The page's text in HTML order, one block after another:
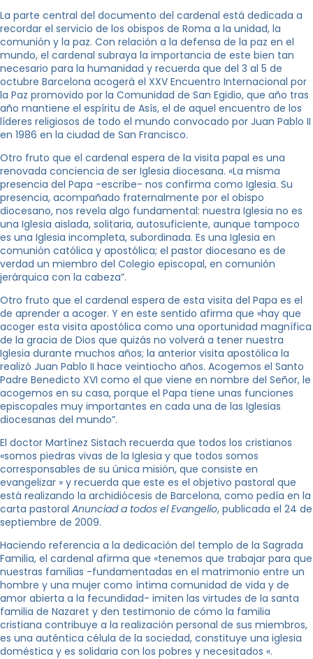
La parte central del documento del cardenal está dedicada a
recordar el servicio de los obispos de Roma a la unidad, la
comunión y la paz. Con relación a la defensa de la paz en el
mundo, el cardenal subraya la importancia de este bien tan
necesario para la humanidad y recuerda que del 3 al 5 de
octubre Barcelona acogerá el XXV Encuentro Internacional por
la Paz promovido por la Comunidad de San Egidio, que año tras
año mantiene el espíritu de Asís, el de aquel encuentro de los
líderes religiosos de todo el mundo convocado por Juan Pablo II
en 1986 en la ciudad de San Francisco.
Otro fruto que el cardenal espera de la visita papal es una
renovada conciencia de ser Iglesia diocesana. «La misma
presencia del Papa -escribe- nos confirma como Iglesia. Su
presencia, acompañado fraternalmente por el obispo
diocesano, nos revela algo fundamental: nuestra Iglesia no es
una Iglesia aislada, solitaria, autosuficiente, aunque tampoco
es una Iglesia incompleta, subordinada. Es una Iglesia en
comunión católica y apostólica; el pastor diocesano es de
verdad un miembro del Colegio episcopal, en comunión
jerárquica con la cabeza”.
Otro fruto que el cardenal espera de esta visita del Papa es el
de aprender a acoger. Y en este sentido afirma que «hay que
acoger esta visita apostólica como una oportunidad magnífica
de la gracia de Dios que quizás no volverá a tener nuestra
Iglesia durante muchos años; la anterior visita apostólica la
realizó Juan Pablo II hace veintiocho años. Acogemos el Santo
Padre Benedicto XVI como el que viene en nombre del Señor, le
acogemos en su casa, porque el Papa tiene unas funciones
episcopales muy importantes en cada una de las Iglesias
diocesanas del mundo”.
El doctor Martínez Sistach recuerda que todos los cristianos
«somos piedras vivas de la Iglesia y que todos somos
corresponsables de su única misión, que consiste en
evangelizar » y recuerda que este es el objetivo pastoral que
está realizando la archidiócesis de Barcelona, como pedía en la
carta pastoral Anunciad a todos el Evangelio, publicada el 24 de
septiembre de 2009.
Haciendo referencia a la dedicación del templo de la Sagrada
Familia, el cardenal afirma que «tenemos que trabajar para que
nuestras familias -fundamentadas en el matrimonio entre un
hombre y una mujer como íntima comunidad de vida y de
amor abierta a la fecundidad- imiten las virtudes de la santa
familia de Nazaret y den testimonio de cómo la familia
cristiana contribuye a la realización personal de sus miembros,
es una auténtica célula de la sociedad, constituye una iglesia
doméstica y es solidaria con los pobres y necesitados «.